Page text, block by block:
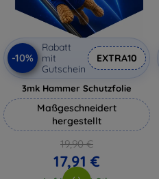
-10%
Rabatt
mit
Gutschein
EXTRA10
3mk Hammer Schutzfolie
Maßgeschneidert
hergestellt
19,90 €
17,91 €